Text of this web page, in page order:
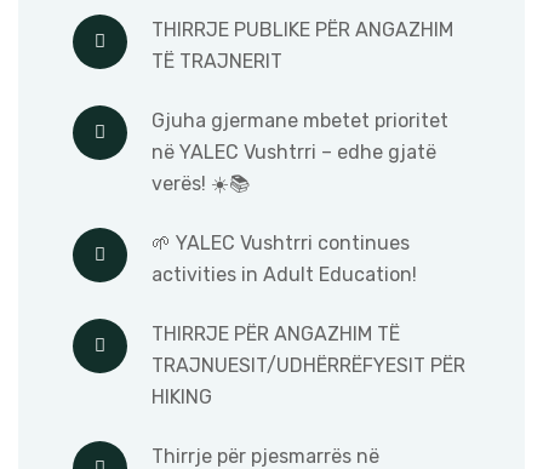
THIRRJE PUBLIKE PËR ANGAZHIM
TË TRAJNERIT
Gjuha gjermane mbetet prioritet
në YALEC Vushtrri – edhe gjatë
verës! ☀️📚
🌱 YALEC Vushtrri continues
activities in Adult Education!
THIRRJE PËR ANGAZHIM TË
TRAJNUESIT/UDHËRRËFYESIT PËR
HIKING
Thirrje për pjesmarrës në